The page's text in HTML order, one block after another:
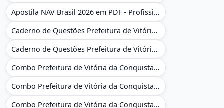
Apostila NAV Brasil 2026 em PDF - Profissional Técnico de Navegação Aérea - Operador de Torre de Controle
Caderno de Questões Prefeitura de Vitória da Conquista - BA - Conhecimentos Gerais - 450 Questões Gabaritadas
Caderno de Questões Prefeitura de Vitória da Conquista em PDF - BA - Conhecimentos Gerais - 450 Questões Gabaritadas
Combo Prefeitura de Vitória da Conquista - BA 2026 - Monitor Escolar (Educação Infantil e Cobertura das AC'S)
Combo Prefeitura de Vitória da Conquista - BA 2026 - Monitor Escolar (Educação Infantil e Cobertura das AC'S)
Combo Prefeitura de Vitória da Conquista - BA 2026 - Monitor Escolar (Suporte às Crianças com Deficiência)